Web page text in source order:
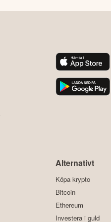
Alternativt
Köpa krypto
Bitcoin
Ethereum
Investera i guld